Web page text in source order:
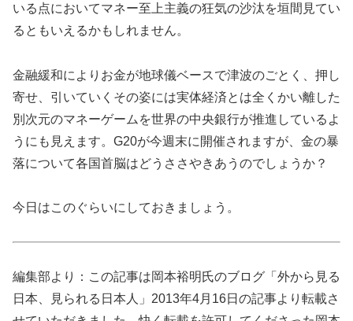
いる点においてマネー至上主義の狂気の沙汰を垣間見てい
るともいえるかもしれません。
金融緩和によりお金が地球儀ベースで津波のごとく、押し
寄せ、引いていくその姿には実体経済とは全くかい離した
別次元のマネーゲームを世界の中央銀行が推進しているよ
うにも見えます。G20が今週末に開催されますが、金の暴
落について各国首脳はどうささやきあうのでしょうか？
今日はこのぐらいにしておきましょう。
編集部より：この記事は岡本裕明氏のブログ「外から見る
日本、見られる日本人」2013年4月16日の記事より転載さ